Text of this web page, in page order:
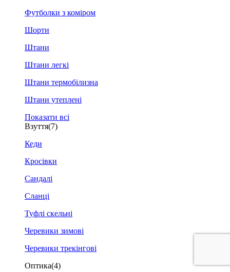
Футболки з коміром
Шорти
Штани
Штани легкі
Штани термобілизна
Штани утеплені
Показати всі
Взуття(7)
Кеди
Кросівки
Сандалі
Сланці
Туфлі скельні
Черевики зимові
Черевики трекінгові
Оптика(4)